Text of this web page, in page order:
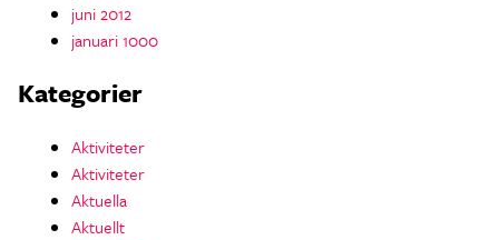
juni 2012
januari 1000
Kategorier
Aktiviteter
Aktiviteter
Aktuella
Aktuellt